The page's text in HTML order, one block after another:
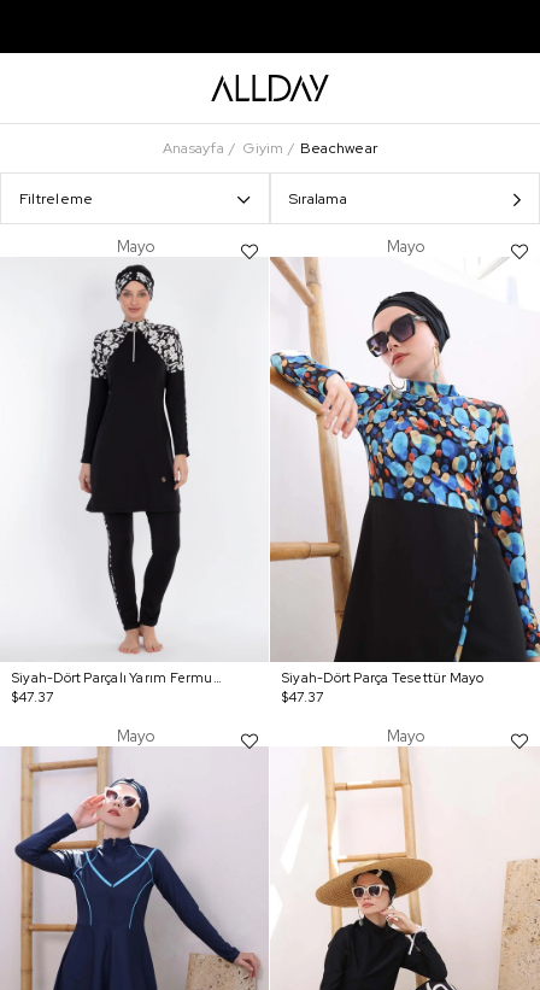
Anasayfa Giyim Beachwear
Filtreleme Sıralama
Mayo
Siyah-Dört Parçalı Yarım Fermuarlı Tesettür Mayo
$47.37
Mayo
Siyah-Dört Parça Tesettür Mayo
$47.37
Mayo Mayo